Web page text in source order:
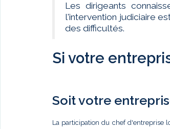
Les dirigeants
l'intervention judiciaire
des difficultés.
Si votre
Soit votre
La participation du chef d'entreprise